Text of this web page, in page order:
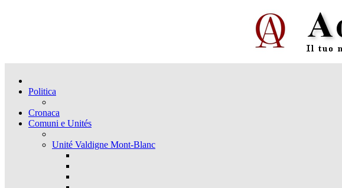
Politica
Cronaca
Comuni e Unités
Unité Valdigne Mont-Blanc